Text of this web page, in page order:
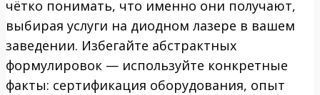
чётко понимать, что именно они получают,
выбирая услуги на диодном лазере в вашем
заведении. Избегайте абстрактных
формулировок — используйте конкретные
факты: сертификация оборудования, опыт